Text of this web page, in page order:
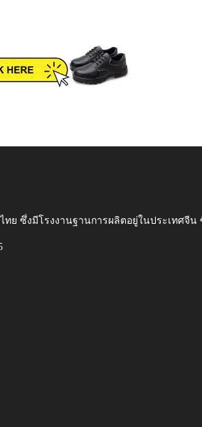
ทย ซึ่งมีโรงงานฐานการผลิตอยู่ในประเทศจี